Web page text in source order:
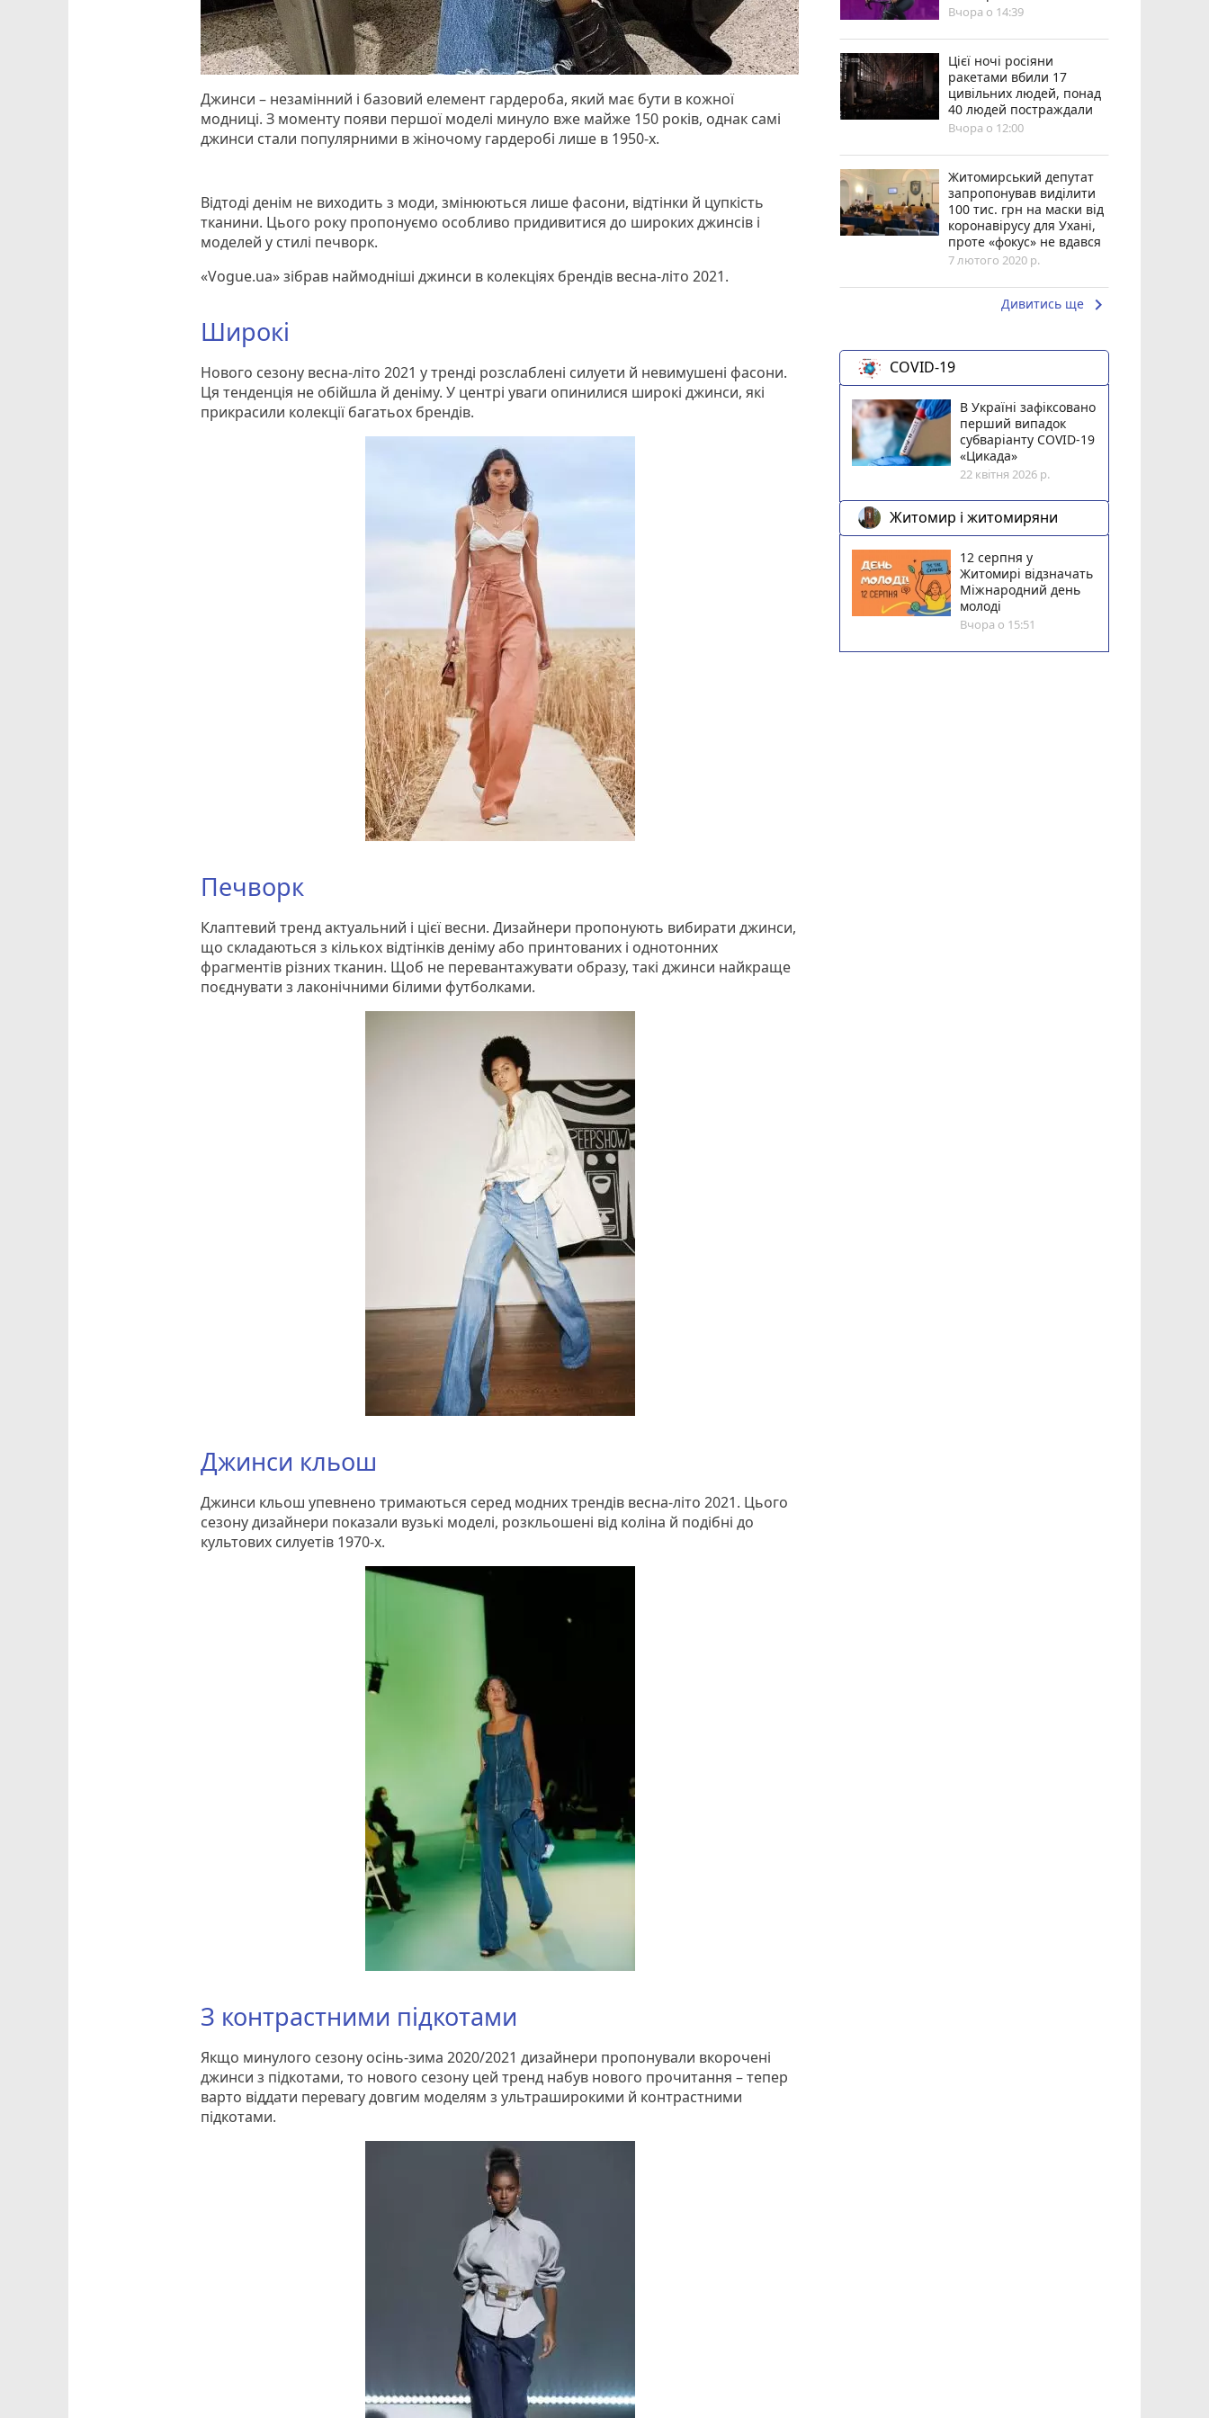
Джинси – незамінний і базовий елемент гардероба, який має бути в кожної
модниці. З моменту появи першої моделі минуло вже майже 150 років, однак самі
джинси стали популярними в жіночому гардеробі лише в 1950-х.
Відтоді денім не виходить з моди, змінюються лише фасони, відтінки й цупкість
тканини. Цього року пропонуємо особливо придивитися до широких джинсів і
моделей у стилі печворк.
«Vogue.ua» зібрав наймодніші джинси в колекціях брендів весна-літо 2021.
Широкі
Нового сезону весна-літо 2021 у тренді розслаблені силуети й невимушені фасони.
Ця тенденція не обійшла й деніму. У центрі уваги опинилися широкі джинси, які
прикрасили колекції багатьох брендів.
Печворк
Клаптевий тренд актуальний і цієї весни. Дизайнери пропонують вибирати джинси,
що складаються з кількох відтінків деніму або принтованих і однотонних
фрагментів різних тканин. Щоб не перевантажувати образу, такі джинси найкраще
поєднувати з лаконічними білими футболками.
Джинси кльош
Джинси кльош упевнено тримаються серед модних трендів весна-літо 2021. Цього
сезону дизайнери показали вузькі моделі, розкльошені від коліна й подібні до
культових силуетів 1970-х.
З контрастними підкотами
Якщо минулого сезону осінь-зима 2020/2021 дизайнери пропонували вкорочені
джинси з підкотами, то нового сезону цей тренд набув нового прочитання – тепер
варто віддати перевагу довгим моделям з ультраширокими й контрастними
підкотами.
Вчора о 14:39
Цієї ночі росіяни
ракетами вбили 17
цивільних людей, понад
40 людей постраждали
Вчора о 12:00
Житомирський депутат
запропонував виділити
100 тис. грн на маски від
коронавірусу для Ухані,
проте «фокус» не вдався
7 лютого 2020 р.
Дивитись ще keyboard_arrow_right
COVID-19
В Україні зафіксовано
перший випадок
субваріанту COVID-19
«Цикада»
22 квітня 2026 р.
Житомир і житомиряни
12 серпня у
Житомирі відзначать
Міжнародний день
молоді
Вчора о 15:51